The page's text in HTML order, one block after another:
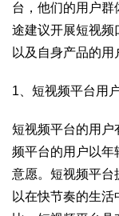
台，他们的用户群
途建议开展短视频
以及自身产品的用
1、短视频平台用
短视频平台的用户
频平台的用户以年
意愿。短视频平台
以在快节奏的生